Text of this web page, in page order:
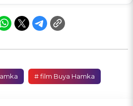
# film Buya Hamka